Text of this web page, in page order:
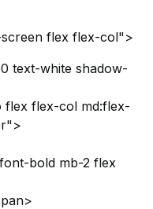
flex flex-col">
text-white shadow-
flex flex-col md:flex-
bold mb-2 flex